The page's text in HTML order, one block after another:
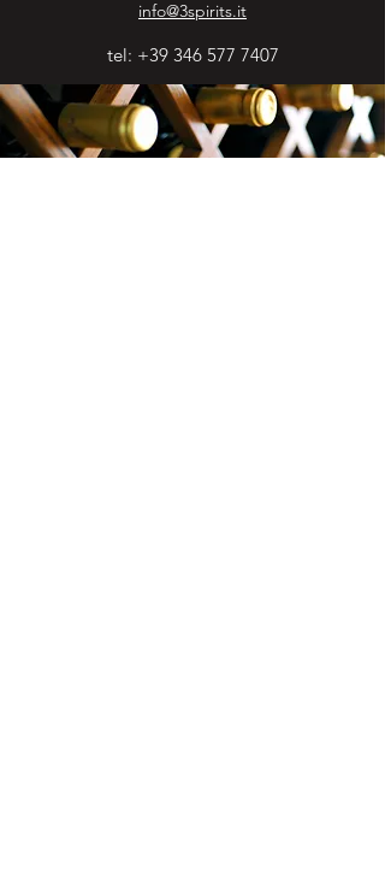
info@3spirits.it
tel: +39 346 577 7407